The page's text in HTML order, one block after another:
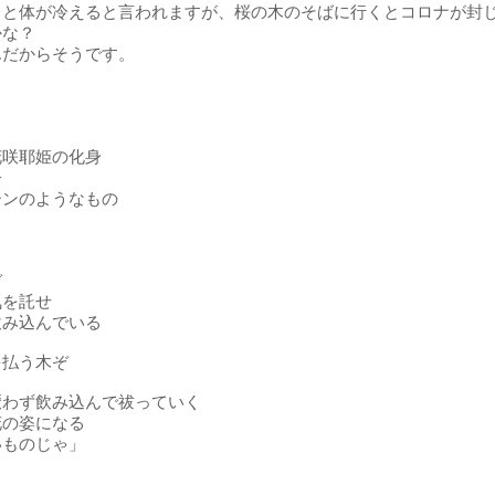
体が冷えると言われますが、桜の木のそばに行くとコロナが封
？
からそうです。
耶姫の化身
のようなもの
託せ
込んでいる
う木ぞ
ず飲み込んで祓っていく
姿になる
のじゃ」